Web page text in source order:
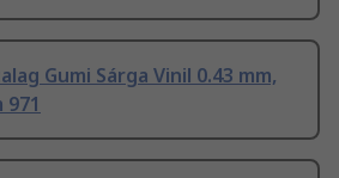
Gumi Sárga Vinil 0.43 mm,
971